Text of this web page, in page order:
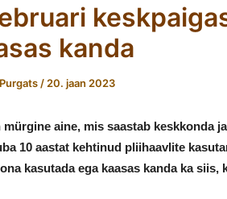
kanda
/ 20. jaan 2023
mürgine aine, mis saastab keskkonda
10 aastat kehtinud pliihaavlite
kasutada ega kaasas kanda ka